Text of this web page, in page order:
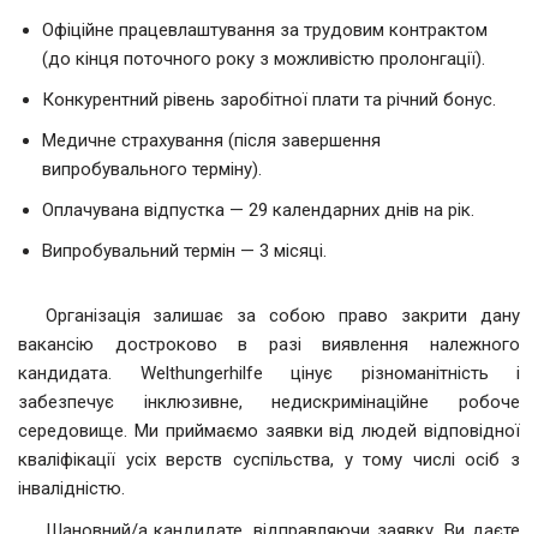
Офіційне працевлаштування за трудовим контрактом
(до кінця поточного року з можливістю пролонгації).
Конкурентний рівень заробітної плати та річний бонус.
Медичне страхування (після завершення
випробувального терміну).
Оплачувана відпустка — 29 календарних днів на рік.
Випробувальний термін — 3 місяці.
Організація залишає за собою право закрити дану
вакансію достроково в разі виявлення належного
кандидата. Welthungerhilfe цінує різноманітність і
забезпечує інклюзивне, недискримінаційне робоче
середовище. Ми приймаємо заявки від людей відповідної
кваліфікації усіх верств суспільства, у тому числі осіб з
інвалідністю.